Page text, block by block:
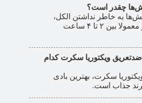
چقدر است؟
به خاطر نداشتن الکل،
ماندگاری بالایی ندارد و معمولا بین ۲ تا ۴ ساعت
ویکتوریا سکرت کدام
سکرت، بهترین بادی
جذاب است.